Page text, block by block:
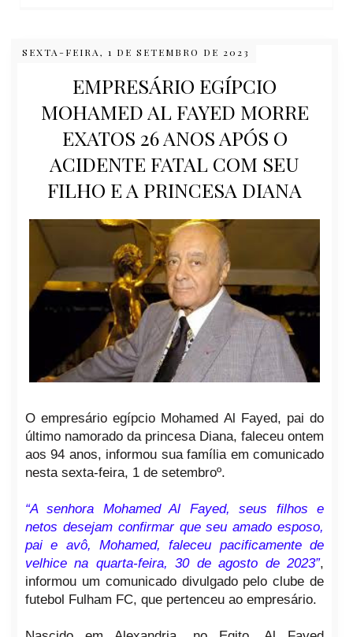
SEXTA-FEIRA, 1 DE SETEMBRO DE 2023
EMPRESÁRIO EGÍPCIO
MOHAMED AL FAYED MORRE
EXATOS 26 ANOS APÓS O
ACIDENTE FATAL COM SEU
FILHO E A PRINCESA DIANA
O empresário egípcio Mohamed Al Fayed, pai do
último namorado da princesa Diana, faleceu ontem
aos 94 anos, informou sua família em comunicado
nesta sexta-feira, 1 de setembroº.
“A senhora Mohamed Al Fayed, seus filhos e
netos desejam confirmar que seu amado esposo,
pai e avô, Mohamed, faleceu pacificamente de
velhice na quarta-feira, 30 de agosto de 2023”,
informou um comunicado divulgado pelo clube de
futebol Fulham FC, que pertenceu ao empresário.